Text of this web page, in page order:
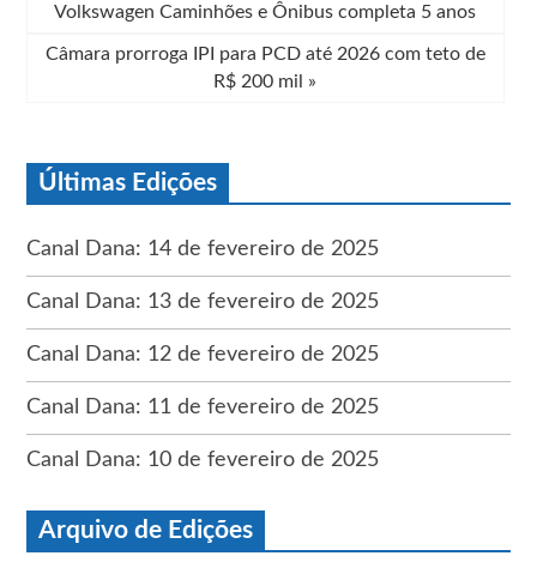
Volkswagen Caminhões e Ônibus completa 5 anos
Câmara prorroga IPI para PCD até 2026 com teto de
R$ 200 mil »
Últimas Edições
Canal Dana: 14 de fevereiro de 2025
Canal Dana: 13 de fevereiro de 2025
Canal Dana: 12 de fevereiro de 2025
Canal Dana: 11 de fevereiro de 2025
Canal Dana: 10 de fevereiro de 2025
Arquivo de Edições